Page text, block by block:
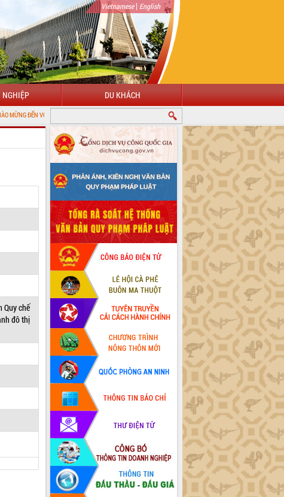
Vietnamese| English
NGHIỆP DU KHÁCH
VỚI CỔNG THÔNG TIN ĐIỆN TỬ TỈNH ĐẮK LẮK
Quy chế
đô thị